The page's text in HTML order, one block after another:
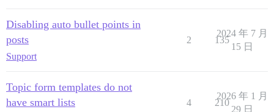
Disabling auto bullet points in
posts
Support
2 135
2024 年 7 月
15 日
Topic form templates do not
have smart lists
4 210
2026 年 1 月
29 日